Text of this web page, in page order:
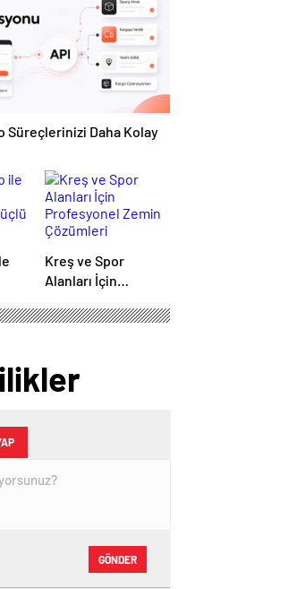
Süreçlerinizi Daha Kolay
Kreş ve Spor
Alanları İçin
Çözümleri
GÖNDER